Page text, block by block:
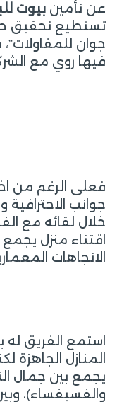
عن تأمين بيوت
تستطيع تحقيق
جوان
فيها روي مع
فعلى الرغم من
جوانب الاحترافية
خلال لقائه مع
اقتناء منزل
الاتجاهات
استمع الفريق
المنازل
يجمع بين جمال
والفسيفساء)،